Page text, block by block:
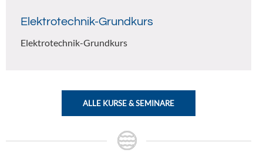
Elektrotechnik-Grundkurs
Elektrotechnik-Grundkurs
ALLE KURSE & SEMINARE